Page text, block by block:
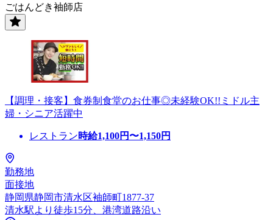
ごはんどき袖師店
【調理・接客】食券制食堂のお仕事◎未経験OK!!ミドル主
婦・シニア活躍中
レストラン時給1,100円〜1,150円
勤務地
面接地
静岡県静岡市清水区袖師町1877-37
清水駅より徒歩15分、港湾道路沿い